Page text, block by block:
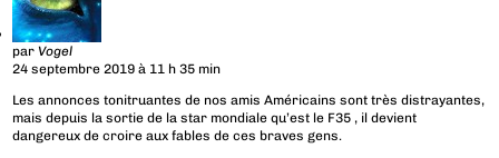
parVogel
24 septembre 2019 à 11 h 35 min
Les annonces tonitruantes de nos amis Américains sont très distrayantes,
mais depuis la sortie de la star mondiale qu’est le F35 , il devient
dangereux de croire aux fables de ces braves gens.